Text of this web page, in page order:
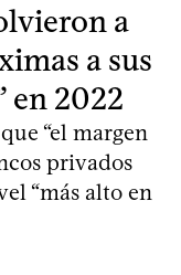
a
a sus
en 2022
“el margen
privados
“más alto en